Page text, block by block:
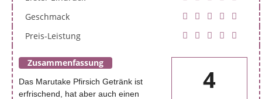
Geschmack
Preis-Leistung
Zusammenfassung
Das Marutake Pfirsich Getränk ist
erfrischend, hat aber auch einen
4